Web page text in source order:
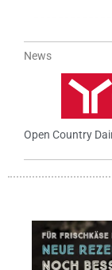
News
Open Country